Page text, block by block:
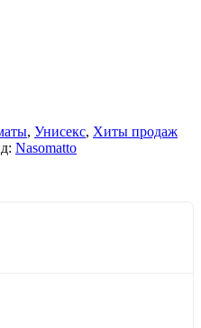
, Унисекс, Хиты продаж
Nasomatto